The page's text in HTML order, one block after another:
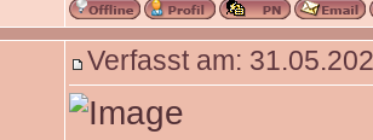
Verfasst am: